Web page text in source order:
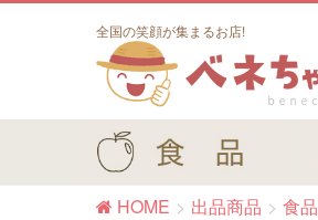
全国の笑顔が集まるお店!
HOME 出品商品 食品